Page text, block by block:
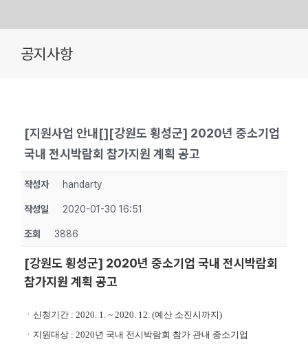
공지사항
[지원사업 안내[][강원도 횡성군] 2020년 중소기업
국내 전시박람회 참가지원 계획 공고
작성자 handarty
작성일 2020-01-30 16:51
조회 3886
[강원도 횡성군] 2020년 중소기업 국내 전시박람회
참가지원 계획 공고
ㆍ신청기간 : 2020. 1. ~ 2020. 12. (예산 소진시까지)
ㆍ지원대상 : 2020년 국내 전시박람회 참가 관내 중소기업